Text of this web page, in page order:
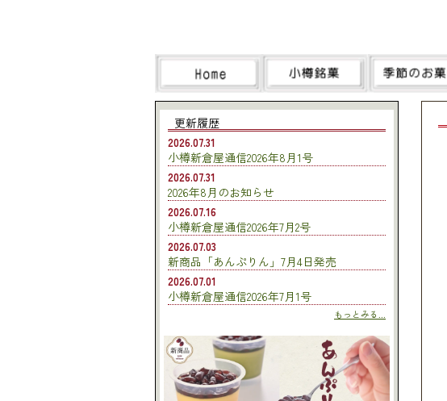
更新履歴
2026.07.31
小樽新倉屋通信2026年8月1号
2026.07.31
2026年8月のお知らせ
2026.07.16
小樽新倉屋通信2026年7月2号
2026.07.03
新商品「あんぷりん」7月4日発売
2026.07.01
小樽新倉屋通信2026年7月1号
もっとみる...